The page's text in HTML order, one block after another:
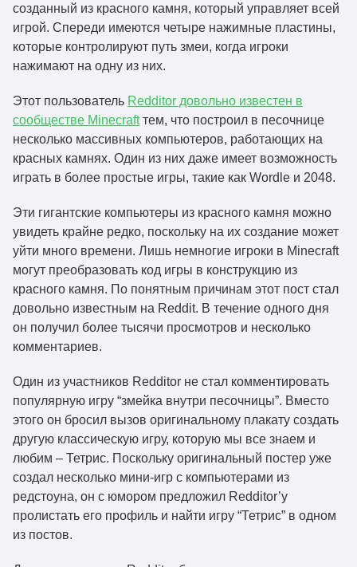
созданный из красного камня, который управляет всей
игрой. Спереди имеются четыре нажимные пластины,
которые контролируют путь змеи, когда игроки
нажимают на одну из них.
Этот пользователь Redditor довольно известен в
сообществе Minecraftтем, что построил в песочнице
несколько массивных компьютеров, работающих на
красных камнях. Один из них даже имеет возможность
играть в более простые игры, такие как Wordle и 2048.
Эти гигантские компьютеры из красного камня можно
увидеть крайне редко, поскольку на их создание может
уйти много времени. Лишь немногие игроки в Minecraft
могут преобразовать код игры в конструкцию из
красного камня. По понятным причинам этот пост стал
довольно известным на Reddit. В течение одного дня
он получил более тысячи просмотров и несколько
комментариев.
Один из участников Redditor не стал комментировать
популярную игру “змейка внутри песочницы”. Вместо
этого он бросил вызов оригинальному плакату создать
другую классическую игру, которую мы все знаем и
любим – Тетрис. Поскольку оригинальный постер уже
создал несколько мини-игр с компьютерами из
редстоуна, он с юмором предложил Redditor’у
пролистать его профиль и найти игру “Тетрис” в одном
из постов.